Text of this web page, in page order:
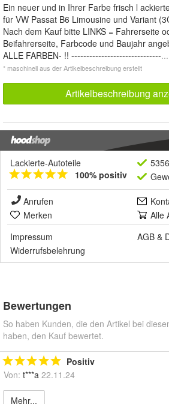
Ein neuer und in Ihrer Farbe frisch l
für VW Passat B6 Limousine und Variant
Nach dem Kauf bitte LINKS = Fahrerseite
Beifahrerseite, Farbcode und Baujahr
ALLE FARBEN- !! ------------------------------
* maschinell aus der Artikelbeschreibung erstellt
Artikelbeschreibung
Lackierte-Autoteile
100% positiv
Anrufen
Merken
Alle
Impressum
AGB &
Widerrufsbelehrung
Bewertungen
So haben Kunden, die den Artikel bei
haben, den Kauf bewertet.
Positiv
Von: t***a 22.11.24
Mehr...